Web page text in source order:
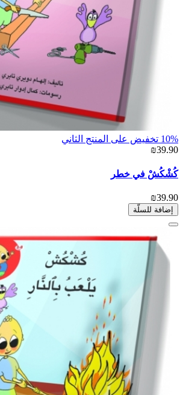
10% تخفيض على المنتج الثاني
₪39.90
كُشْكُشْ في خطر
₪39.90
إضافة للسلّة